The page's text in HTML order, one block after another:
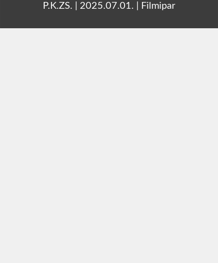
P.K.ZS. 2025.07.01. Filmipar